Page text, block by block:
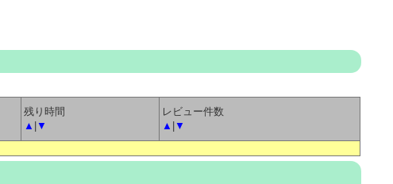
残り時間
▲ |▼
レビュー件数
▲ |▼